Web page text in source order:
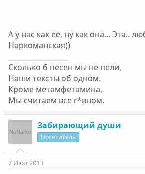
А у нас как ее, ну как она... Эта..
Наркоманская))
Сколько б песен мы не пели,
Наши тексты об одном.
Кроме метамфетамина,
Мы считаем все г*вном.
Забирающий души
Посетитель
7 Июл 2013